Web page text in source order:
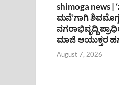
shimoga news |
ಮನೆ’ಗಾಗಿ
ನಗರಾಭಿವೃದ್ದಿ
ಮಾಜಿ ಆಯುಕ್ತರ
August 7, 2026